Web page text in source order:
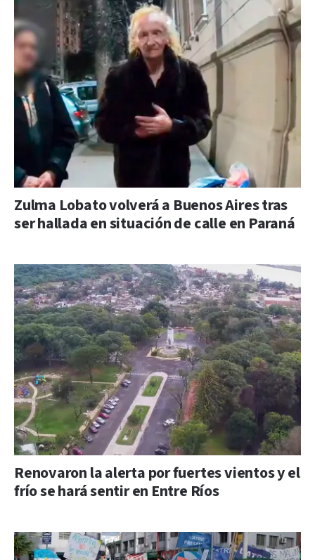
Zulma Lobato volverá a Buenos Aires tras
ser hallada en situación de calle en Paraná
Renovaron la alerta por fuertes vientos y el
frío se hará sentir en Entre Ríos